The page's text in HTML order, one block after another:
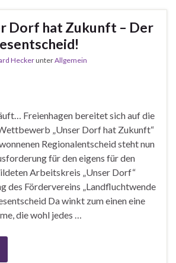
Dorf hat Zukunft – Der
HeckerunterAllgemein
Freienhagen bereitet sich auf die
„Unser Dorf hat Zukunft“
Regionalentscheid steht nun
für den eigens für den
Arbeitskreis „Unser Dorf“
des Fördervereins „Landfluchtwende
Da winkt zum einen eine
die wohl jedes …